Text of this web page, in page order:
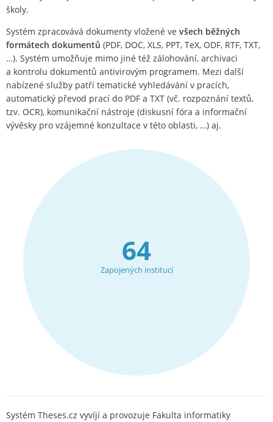
školy.
Systém zpracovává dokumenty vložené ve všech běžných
formátech dokumentů (PDF, DOC, XLS, PPT, TeX, ODF, RTF, TXT,
…). Systém umožňuje mimo jiné též zálohování, archivaci
a kontrolu dokumentů antivirovým programem. Mezi další
nabízené služby patří tematické vyhledávání v pracích,
automatický převod prací do PDF a TXT (vč. rozpoznání textů,
tzv. OCR), komunikační nástroje (diskusní fóra a informační
vývěsky pro vzájemné konzultace v této oblasti, …) aj.
64
Zapojených institucí
Systém Theses.cz vyvíjí a provozuje Fakulta informatiky